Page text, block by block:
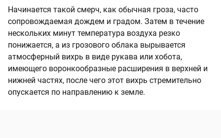
Начинается такой смерч, как обычная гроза, часто
сопровождаемая дождем и градом. Затем в течение
нескольких минут температура воздуха резко
понижается, а из грозового облака вырывается
атмосферный вихрь в виде рукава или хобота,
имеющего воронкообразные расширения в верхней и
нижней частях, после чего этот вихрь стремительно
опускается по направлению к земле.